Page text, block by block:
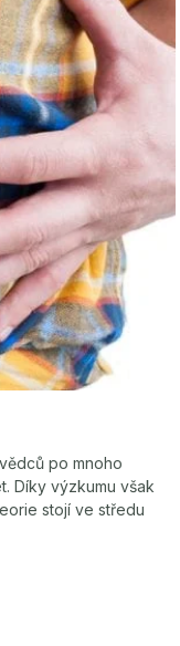
po mnoho
Díky výzkumu však
stojí ve středu